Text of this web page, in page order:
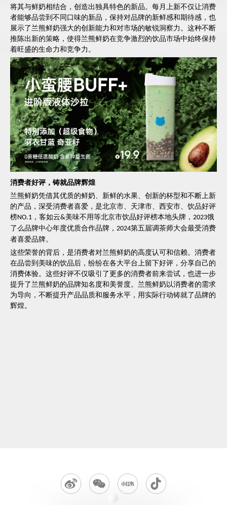
将其与鲜奶相结合，创造出独具特色的新品。每月上新不仅让消费
者能够品尝到不同口味的新品，保持对品牌的新鲜感和期待感，也
展示了兰熊鲜奶强大的创新能力和对市场的敏锐洞察力。这种不断
推陈出新的策略，使得兰熊鲜奶在竞争激烈的饮品市场中始终保持
着旺盛的生命力和竞争力。
消费者好评，铸就品牌辉煌
兰熊鲜奶凭借其优质的鲜奶、新鲜的水果、创新的杯型和不断上新
的产品，深受消费者喜爱，是北京市、天津市、西安市、饮品好评
榜NO.1 ，客如云&美味不用等北京市饮品好评榜本地头牌， 2023饿
了么品牌中心年度优质合作品牌， 2024第五届调茶师大会最受消费
者喜爱品牌。
这些荣誉的背后，是消费者对兰熊鲜奶的高度认可和信赖。消费者
在品尝到美味的饮品后，纷纷在各大平台上留下好评，分享自己的
消费体验。这些好评不仅吸引了更多的消费者前来尝试，也进一步
提升了兰熊鲜奶的品牌知名度和美誉度。兰熊鲜奶以消费者的需求
为导向，不断提升产品品质和服务水平，用实际行动铸就了品牌的
辉煌。